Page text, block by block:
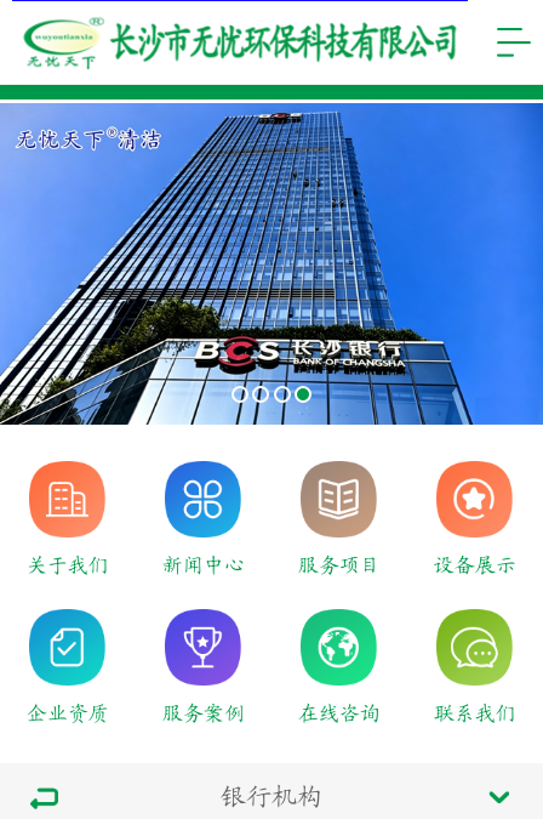
关于我们 新闻中心 服务项目 设备展示
企业资质 服务案例 在线咨询 联系我们
银行机构